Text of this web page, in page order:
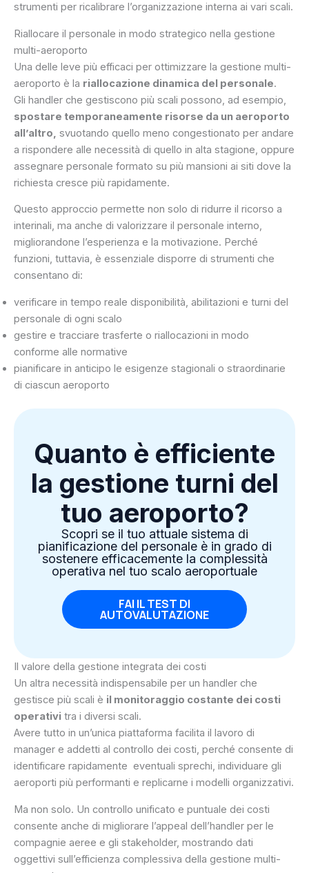
strumenti per ricalibrare l’organizzazione interna ai vari scali.
Riallocare il personale in modo strategico nella gestione
multi-aeroporto
Una delle leve più efficaci per ottimizzare la gestione multi-
aeroporto è la riallocazione dinamica del personale.
Gli handler che gestiscono più scali possono, ad esempio,
spostare temporaneamente risorse da un aeroporto
all’altro, svuotando quello meno congestionato per andare
a rispondere alle necessità di quello in alta stagione, oppure
assegnare personale formato su più mansioni ai siti dove la
richiesta cresce più rapidamente.
Questo approccio permette non solo di ridurre il ricorso a
interinali, ma anche di valorizzare il personale interno,
migliorandone l’esperienza e la motivazione. Perché
funzioni, tuttavia, è essenziale disporre di strumenti che
consentano di:
verificare in tempo reale disponibilità, abilitazioni e turni del
personale di ogni scalo
gestire e tracciare trasferte o riallocazioni in modo
conforme alle normative
pianificare in anticipo le esigenze stagionali o straordinarie
di ciascun aeroporto
Quanto è efficiente
la gestione turni del
tuo aeroporto?
Scopri se il tuo attuale sistema di
pianificazione del personale è in grado di
sostenere efficacemente la complessità
operativa nel tuo scalo aeroportuale
FAI IL TEST DI
AUTOVALUTAZIONE
Il valore della gestione integrata dei costi
Un altra necessità indispensabile per un handler che
gestisce più scali è il monitoraggio costante dei costi
operativi tra i diversi scali.
Avere tutto in un’unica piattaforma facilita il lavoro di
manager e addetti al controllo dei costi, perché consente di
identificare rapidamente eventuali sprechi, individuare gli
aeroporti più performanti e replicarne i modelli organizzativi.
Ma non solo. Un controllo unificato e puntuale dei costi
consente anche di migliorare l’appeal dell’handler per le
compagnie aeree e gli stakeholder, mostrando dati
oggettivi sull’efficienza complessiva della gestione multi-